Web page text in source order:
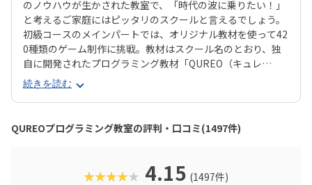
のノウハウが生かされた教室で、「時代の波に乗りたい！」
と考えるご家庭にはピッタリのスクールと言えるでしょう。
初級コースのメインパートでは、オリジナル教材を使って42
0種類のゲーム制作に挑戦。教材はスクール名のとおり、独
自に開発されたプログラミング教材「QUREO（キュレ
オ）」です。スマホゲームのような感覚でサクサク進められ
るのに、本格的な内容が学べるのが魅力。子どもにとっても
「やらされている感」がないので、楽しくゲームをクリアし
ていくようなペースでどんどん学習を進めていけます。教材
のデザイン性も高く、実際にスマホゲーム開発で使用されて
クに慣れている今の子どもでも、「安っぽい」「子どもっぽ
い」と思わず勉強に取り組めるでしょう。学習結果は通信簿
続きを読む
QUREOプログラミング教室の評判・口コミ(1497件)
★★★★★ 4.15 (1497件)